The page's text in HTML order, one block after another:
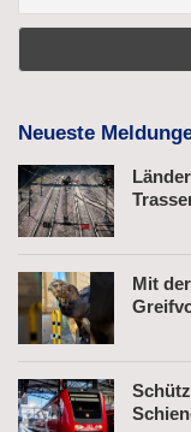
Neueste
Mit